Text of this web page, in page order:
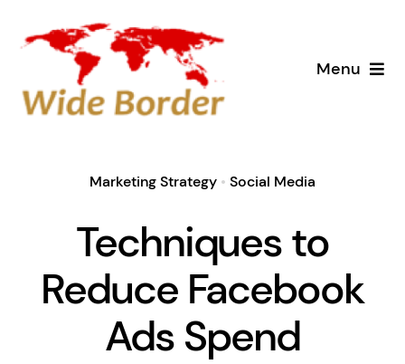
Menu
Home
Services
Why Us
Case Studies
About
Marketing Strategy • Social Media
Techniques to
Reduce Facebook
Ads Spend